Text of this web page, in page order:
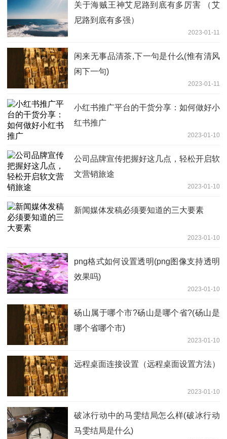
关于海贼王神艾尼路到底有多厉害 （艾
尼路到底有多强）
2023-01-11
闲来无事品清茶,下一句是什么(惟有清风
闲下一句)
2023-01-11
小红书推广平台的干货分享：如何做好小
红书推广
2023-01-10
公司品牌宣传把握好这几点，轻松开启软
文营销旅途
2023-01-10
新闻媒体发稿必须要知道的三大要素
2023-01-10
png格式如何设置透明(png图像支持透明
效果吗)
2023-01-10
砀山属于哪个市?砀山是哪个省?(砀山是
哪个省哪个市)
2023-01-10
远程桌面连接设置（远程桌面设置方法）
2023-01-10
破冰行动中的马雯结局怎么样(破冰行动
马雯结局是什么)